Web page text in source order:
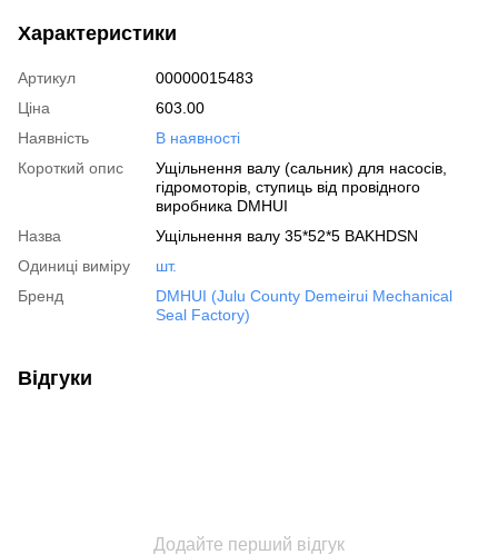
Характеристики
Артикул
00000015483
Ціна
603.00
Наявність
В наявності
Короткий опис
Ущільнення валу (сальник) для насосів,
гідромоторів, ступиць від провідного
виробника DMHUI
Назва
Ущільнення валу 35*52*5 BAKHDSN
Одиниці виміру
шт.
Бренд
DMHUI (Julu County Demeirui Mechanical
Seal Factory)
Відгуки
Додайте перший відгук